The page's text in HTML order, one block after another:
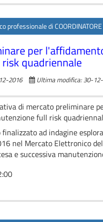
di COORDINATORE
per
quadriennale
2016 Ultima modifica: 30-
di mercato preliminare
full risk
finalizzato ad indagine
nel Mercato Elettronico
e successiva